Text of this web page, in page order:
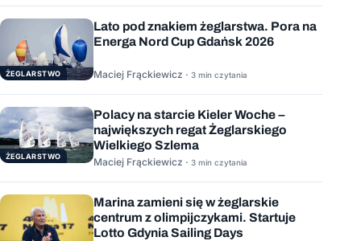
ŻEGLARSTWO
Lato pod znakiem żeglarstwa. Pora na
Energa Nord Cup Gdańsk 2026
Maciej Frąckiewicz · 3 min czytania
ŻEGLARSTWO
Polacy na starcie Kieler Woche –
największych regat Żeglarskiego
Wielkiego Szlema
Maciej Frąckiewicz · 3 min czytania
Marina zamieni się w żeglarskie
centrum z olimpijczykami. Startuje
Lotto Gdynia Sailing Days